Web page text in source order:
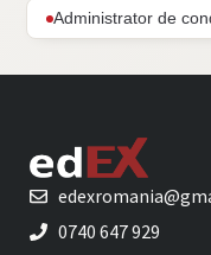
Administrator de
0740 647 929